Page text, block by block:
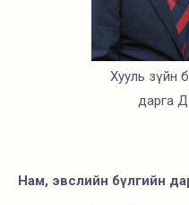
Хууль зүйн
дарга
Нам, эвслийн бүлгийн